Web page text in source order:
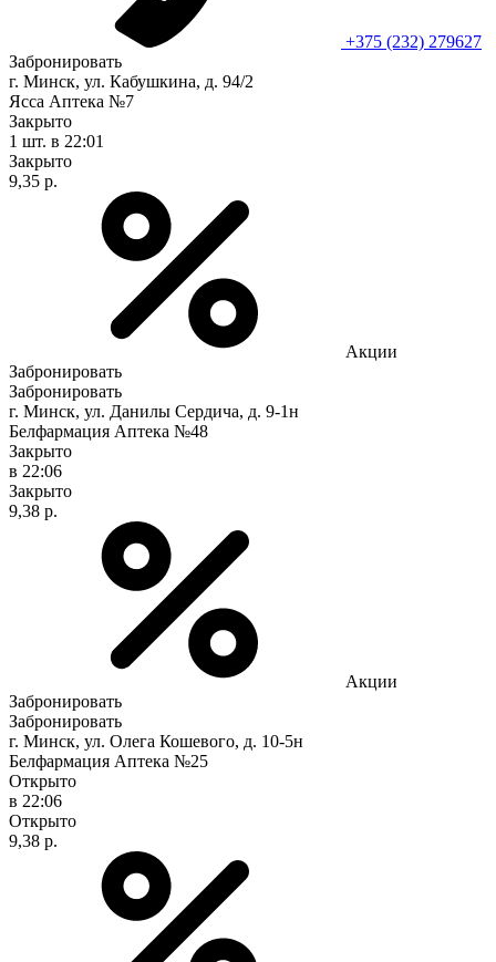
+375 (232) 279627
Забронировать
г. Минск, ул. Кабушкина, д. 94/2
Ясса Аптека №7
Закрыто
1 шт. в 22:01
Закрыто
9,35 р.
Акции
Забронировать
Забронировать
г. Минск, ул. Данилы Сердича, д. 9-1н
Белфармация Аптека №48
Закрыто
в 22:06
Закрыто
9,38 р.
Акции
Забронировать
Забронировать
г. Минск, ул. Олега Кошевого, д. 10-5н
Белфармация Аптека №25
Открыто
в 22:06
Открыто
9,38 р.